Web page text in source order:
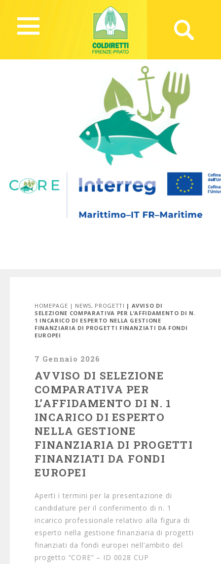
HOMEPAGE | NEWS, PROGETTI | AVVISO DI
SELEZIONE COMPARATIVA PER L’AFFIDAMENTO DI N.
1 INCARICO DI ESPERTO NELLA GESTIONE
FINANZIARIA DI PROGETTI FINANZIATI DA FONDI
EUROPEI
7 Gennaio 2026
AVVISO DI SELEZIONE
COMPARATIVA PER
L’AFFIDAMENTO DI N. 1
INCARICO DI ESPERTO
NELLA GESTIONE
FINANZIARIA DI PROGETTI
FINANZIATI DA FONDI
EUROPEI
Aperti i termini per la presentazione di
candidature per il conferimento di n. 1
incarico professionale relativo alla figura di
esperto nella gestione finanziaria di progetti
finanziati da fondi europei nell’ambito del
progetto “CORE” – ID 0028 CUP